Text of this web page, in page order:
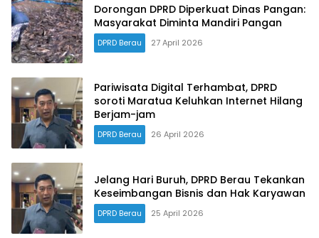
Dorongan DPRD Diperkuat Dinas Pangan:
Masyarakat Diminta Mandiri Pangan
DPRD Berau 27 April 2026
Pariwisata Digital Terhambat, DPRD
soroti Maratua Keluhkan Internet Hilang
Berjam-jam
DPRD Berau 26 April 2026
Jelang Hari Buruh, DPRD Berau Tekankan
Keseimbangan Bisnis dan Hak Karyawan
DPRD Berau 25 April 2026